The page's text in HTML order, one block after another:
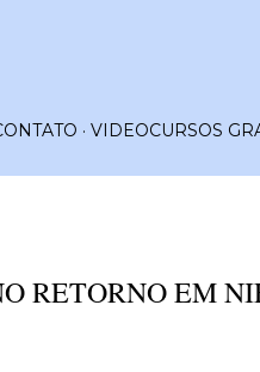
VIDEOCURSOS
RETORNO EM